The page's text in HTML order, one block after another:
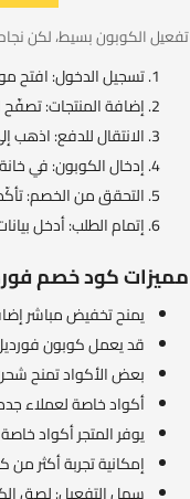
تفعيل الكوبون بسيط، لكن
تسجيل الدخول: افتح
إضافة المنتجات: تصفّح
الانتقال للدفع: اذهب
إدخال الكوبون: في خانة رمز
التحقق من الخصم:
إتمام الطلب: أدخل
مميزات كود خصم
يمنح تخفيض مباشر إضافي بين 10% و 15% عند تفعيل كود
قد يعمل كوبون
بعض الأكواد تمنح
أكواد خاصة لعملاء
يوفر المتجر أكواد
إمكانية تجربة أكثر